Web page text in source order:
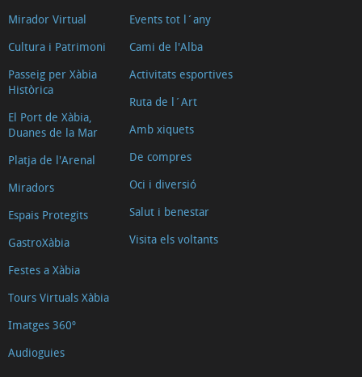
Mirador Virtual
Cultura i Patrimoni
Passeig per Xàbia
Històrica
El Port de Xàbia,
Duanes de la Mar
Platja de l'Arenal
Miradors
Espais Protegits
GastroXàbia
Festes a Xàbia
Tours Virtuals Xàbia
Imatges 360º
Audioguies
Events tot l´any
Cami de l'Alba
Activitats esportives
Ruta de l´Art
Amb xiquets
De compres
Oci i diversió
Salut i benestar
Visita els voltants